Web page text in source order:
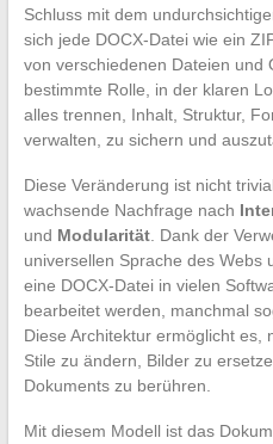
Schluss mit dem
sich jede DOCX-Datei wie ein
von verschiedenen Dateien und
bestimmte Rolle, in der klaren
alles trennen, Inhalt, Struktur,
verwalten, zu sichern und
Diese Veränderung ist nicht
wachsende Nachfrage nach
und Modularität. Dank der
universellen Sprache des Webs
eine DOCX-Datei in vielen
bearbeitet werden, manchmal
Diese Architektur ermöglicht es,
Stile zu ändern, Bilder zu
Dokuments zu berühren.
Mit diesem Modell ist das